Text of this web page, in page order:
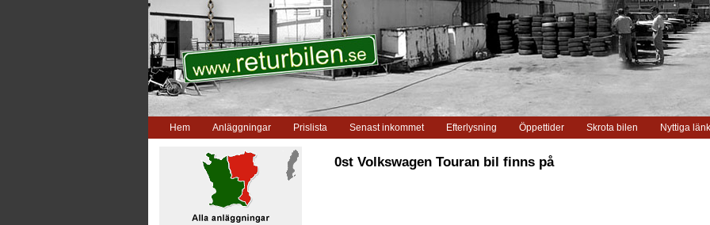
Hem Anläggningar Prislista Senast inkommet Efterlysning Öppettider Skrota bilen Nyttiga
0st Volkswagen Touran bil finns på